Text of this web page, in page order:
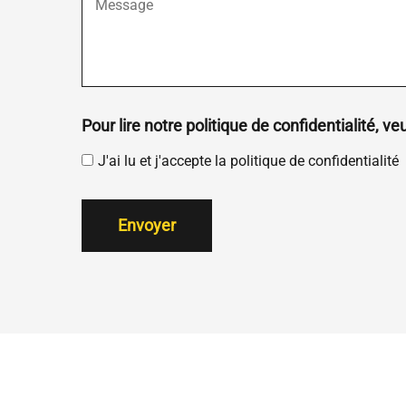
Pour lire notre politique de confidentialité,
J'ai lu et j'accepte la politique de confidentialité
Envoyer